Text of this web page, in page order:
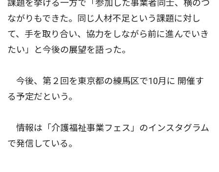
課題を挙げる一方で「参加した事業者同士、横のつ
ながりもできた。同じ人材不足という課題に対し
て、手を取り合い、協力をしながら前に進んでいき
たい」と今後の展望を語った。
今後、第２回を東京都の練馬区で10月に 開催す
る予定だという。
情報は「介護福祉事業フェス」のインスタグラム
で発信している。